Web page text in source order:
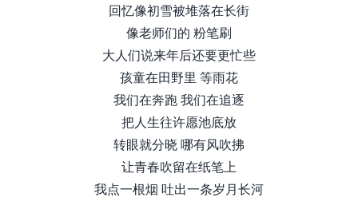
回忆像初雪被堆落在长街
像老师们的 粉笔刷
大人们说来年后还要更忙些
孩童在田野里 等雨花
我们在奔跑 我们在追逐
把人生往许愿池底放
转眼就分晓 哪有风吹拂
让青春吹留在纸笔上
我点一根烟 吐出一条岁月长河